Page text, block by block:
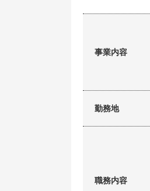
事業内容
勤務地
職務内容